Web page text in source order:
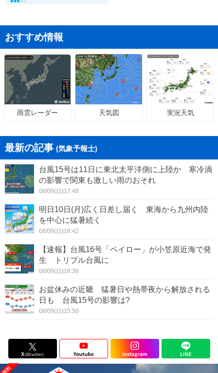
おすすめ情報
雨雲レーダー 天気図 実況天気
最新の記事 (気象予報士)
台風15号は11日に東北太平洋側に上陸か 寒冷渦
の影響で関東も激しい雨のおそれ
08/09(日)17:48
明日10日(月)広く日差し届く 東海から九州内陸
を中心に猛暑続く
08/09(日)16:42
【速報】台風16号「ペイロー」が小笠原近海で発
生 トリプル台風に
08/09(日)16:36
お盆休みの近畿 猛暑日や熱帯夜から解放される
日も 台風15号の影響は?
08/09(日)15:50